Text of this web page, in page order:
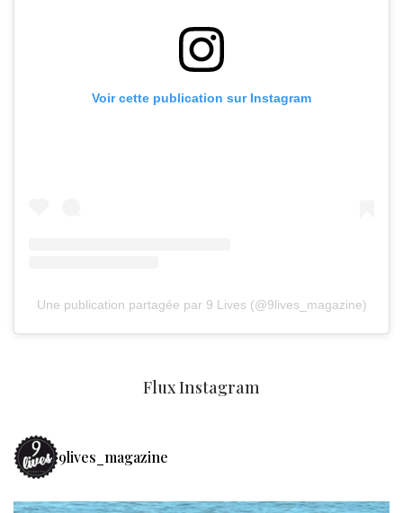
Voir cette publication sur Instagram
Une publication partagée par 9 Lives (@9lives_magazine)
Flux Instagram
9lives_magazine